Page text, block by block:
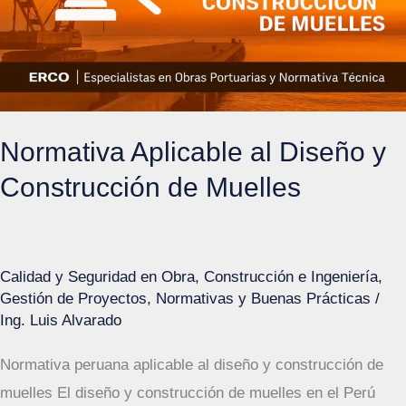
Normativa Aplicable al Diseño y
Construcción de Muelles
Calidad y Seguridad en Obra, Construcción e Ingeniería,
Gestión de Proyectos, Normativas y Buenas Prácticas /
Ing. Luis Alvarado
Normativa peruana aplicable al diseño y construcción de
muelles El diseño y construcción de muelles en el Perú